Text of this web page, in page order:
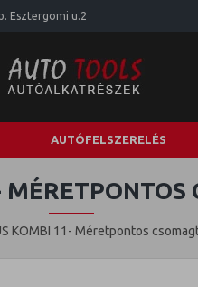
Esztergomi u.2
AUTÓFELSZERELÉS
KOMBI 11- Méretpontos